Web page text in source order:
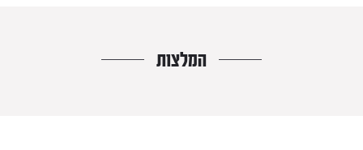
המלצות